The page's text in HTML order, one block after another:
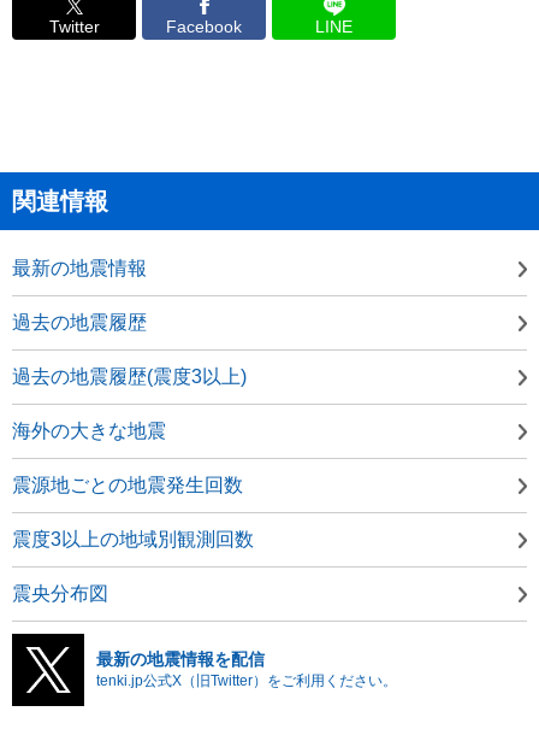
Twitter Facebook LINE
関連情報
最新の地震情報
過去の地震履歴
過去の地震履歴(震度3以上)
海外の大きな地震
震源地ごとの地震発生回数
震度3以上の地域別観測回数
震央分布図
最新の地震情報を配信
tenki.jp公式X（旧Twitter）をご利用ください。